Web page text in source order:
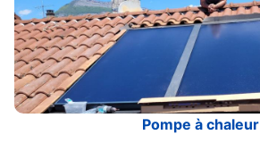
Pompe à chaleur